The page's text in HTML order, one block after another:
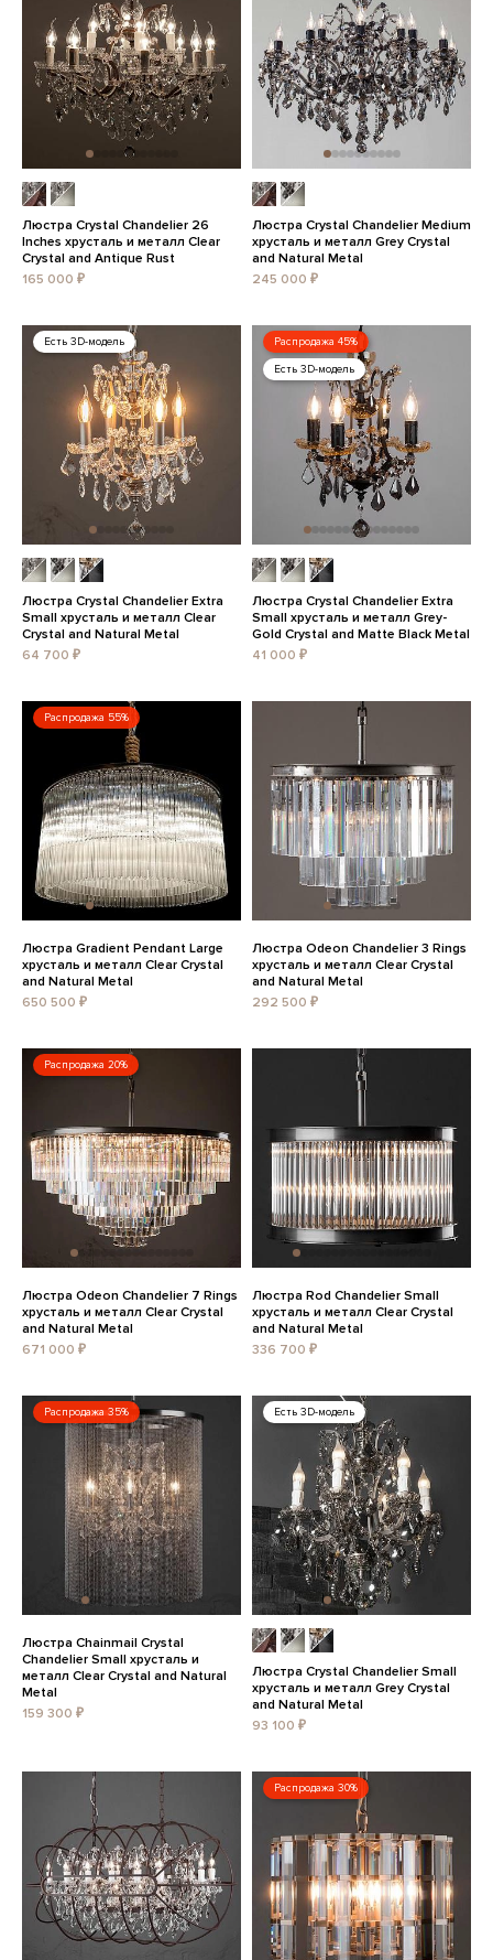
Люстра Crystal Chandelier 26
Inches хрусталь и металл Clear
Crystal and Antique Rust
165 000 ₽
Люстра Crystal Chandelier Medium
хрусталь и металл Grey Crystal
and Natural Metal
245 000 ₽
Есть 3D-модель
Люстра Crystal Chandelier Extra
Small хрусталь и металл Clear
Crystal and Natural Metal
64 700 ₽
Распродажа 45%
Есть 3D-модель
Люстра Crystal Chandelier Extra
Small хрусталь и металл Grey-
Gold Crystal and Matte Black Metal
41 000 ₽
Распродажа 55%
Люстра Gradient Pendant Large
хрусталь и металл Clear Crystal
and Natural Metal
650 500 ₽
Люстра Odeon Chandelier 3 Rings
хрусталь и металл Clear Crystal
and Natural Metal
292 500 ₽
Распродажа 20%
Люстра Odeon Chandelier 7 Rings
хрусталь и металл Clear Crystal
and Natural Metal
671 000 ₽
Люстра Rod Chandelier Small
хрусталь и металл Clear Crystal
and Natural Metal
336 700 ₽
Распродажа 35%
Люстра Chainmail Crystal
Chandelier Small хрусталь и
металл Clear Crystal and Natural
Metal
159 300 ₽
Есть 3D-модель
Люстра Crystal Chandelier Small
хрусталь и металл Grey Crystal
and Natural Metal
93 100 ₽
Распродажа 30%